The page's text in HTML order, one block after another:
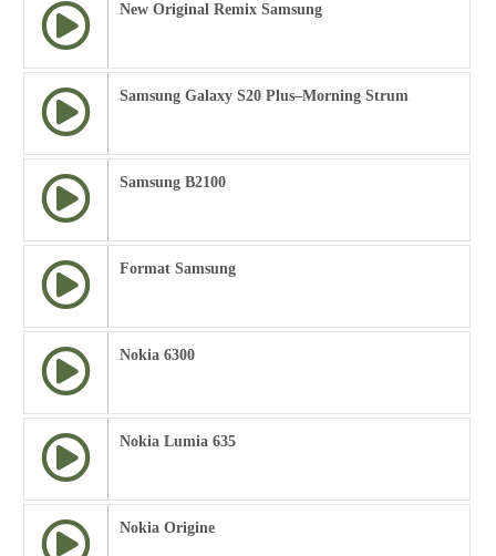
New Original Remix Samsung
Samsung Galaxy S20 Plus–Morning Strum
Samsung B2100
Format Samsung
Nokia 6300
Nokia Lumia 635
Nokia Origine